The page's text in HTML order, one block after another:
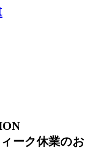
ーク休業のお